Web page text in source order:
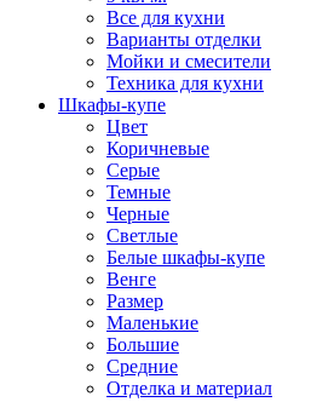
Все для кухни
Варианты отделки
Мойки и смесители
Техника для кухни
Шкафы-купе
Цвет
Коричневые
Серые
Темные
Черные
Светлые
Белые шкафы-купе
Венге
Размер
Маленькие
Большие
Средние
Отделка и материал